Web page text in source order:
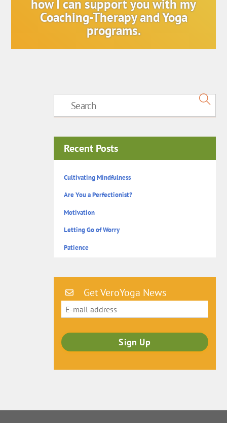
how I can support you with my
Coaching-Therapy and Yoga
programs.
Recent Posts
Cultivating Mindfulness
Are You a Perfectionist?
Motivation
Letting Go of Worry
Patience
Get VeroYoga News